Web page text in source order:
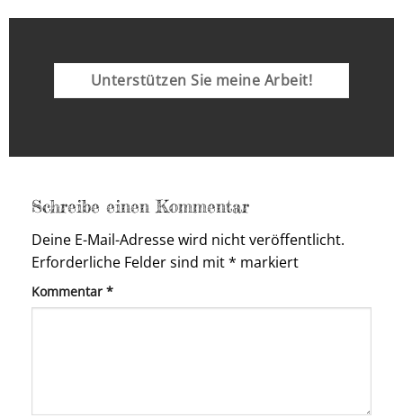
Unterstützen Sie meine Arbeit!
Schreibe einen Kommentar
Deine E-Mail-Adresse wird nicht veröffentlicht.
Erforderliche Felder sind mit* markiert
Kommentar *